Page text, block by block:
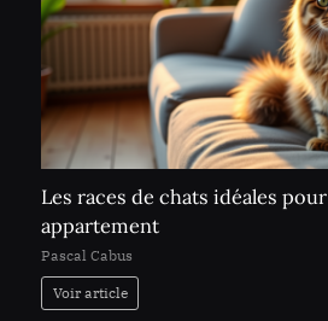
Les races de chats idéales
appartement
Pascal Cabus
Voir article